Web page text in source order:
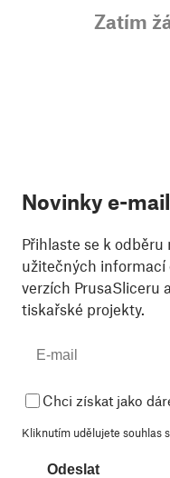
Zatím
Novinky e-
Přihlaste se k odběru
užitečných informací
verzích PrusaSliceru
tiskařské projekty.
Chci získat jako
Kliknutím udělujete souhlas
Odeslat